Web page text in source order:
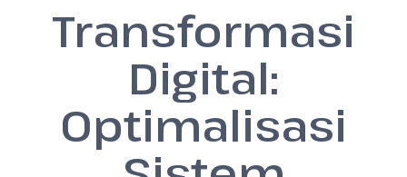
Transformasi
Digital:
Optimalisasi